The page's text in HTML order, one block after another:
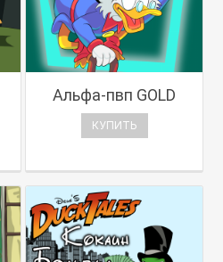
Альфа-пвп GOLD
КУПИТЬ